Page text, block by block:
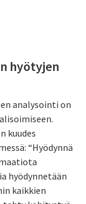
hyötyjen
analysointi on
kuudes
“Hyödynnä
hyödynnetään
kaikkien